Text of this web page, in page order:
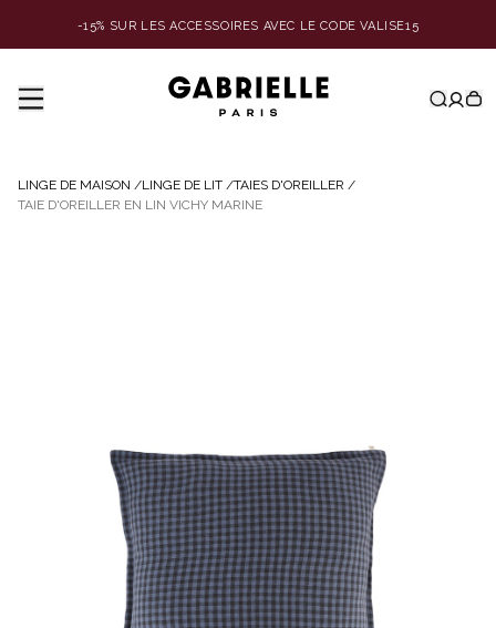
-15% SUR LES ACCESSOIRES AVEC LE CODE VALISE15
LINGE DE MAISON /LINGE DE LIT /TAIES D'OREILLER /
TAIE D'OREILLER EN LIN VICHY MARINE